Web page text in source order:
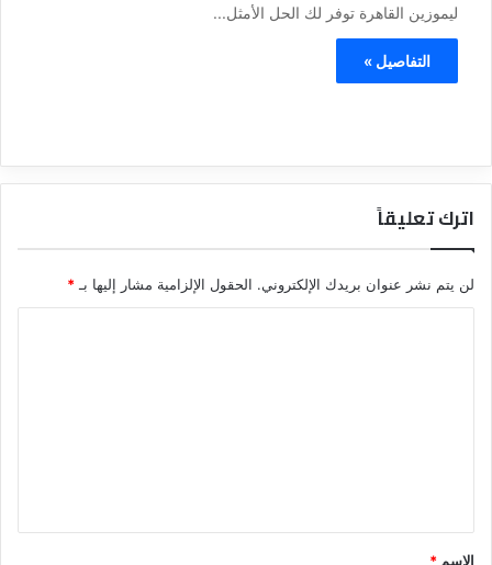
ليموزين القاهرة توفر لك الحل الأمثل...
التفاصيل »
اترك تعليقاً
لن يتم نشر عنوان بريدك الإلكتروني. الحقول الإلزامية مشار إليها بـ*
*
الاسم *